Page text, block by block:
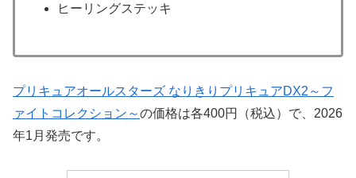
ヒーリングステッキ
プリキュアオールスターズ なりきりプリキュアDX2～フ
ァイトコレクション～の価格は各400円（税込）で、2026
年1月発売です。